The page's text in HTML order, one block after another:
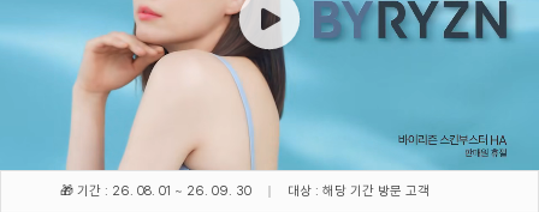
🎁 기간 : 26. 08. 01 ~ 26. 09. 30 대상 : 해당 기간 방문 고객